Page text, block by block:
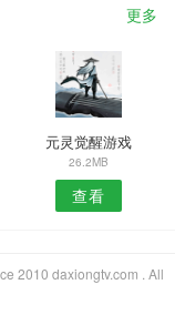
更多
元灵觉醒游戏
26.2MB
查看
2010 daxiongtv.com . All